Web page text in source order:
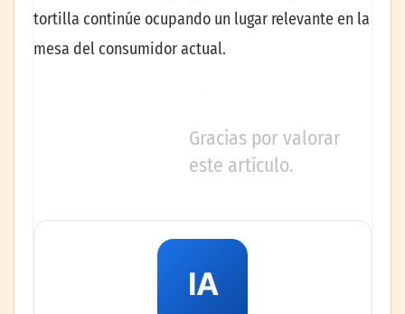
tortilla continúe ocupando un lugar relevante en la
mesa del consumidor actual.
Gracias por valorar
este artículo.
IA